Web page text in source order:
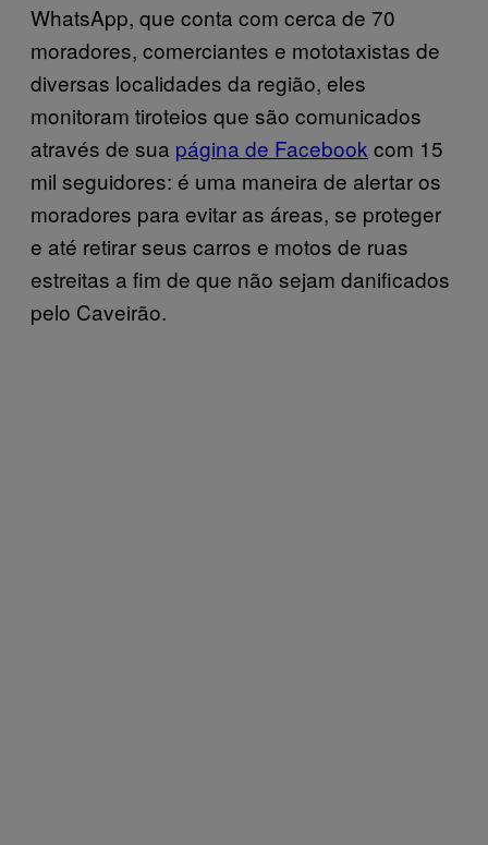
WhatsApp, que conta com cerca de 70
moradores, comerciantes e mototaxistas de
diversas localidades da região, eles
monitoram tiroteios que são comunicados
através de sua página de Facebook com 15
mil seguidores: é uma maneira de alertar os
moradores para evitar as áreas, se proteger
e até retirar seus carros e motos de ruas
estreitas a fim de que não sejam danificados
pelo Caveirão.